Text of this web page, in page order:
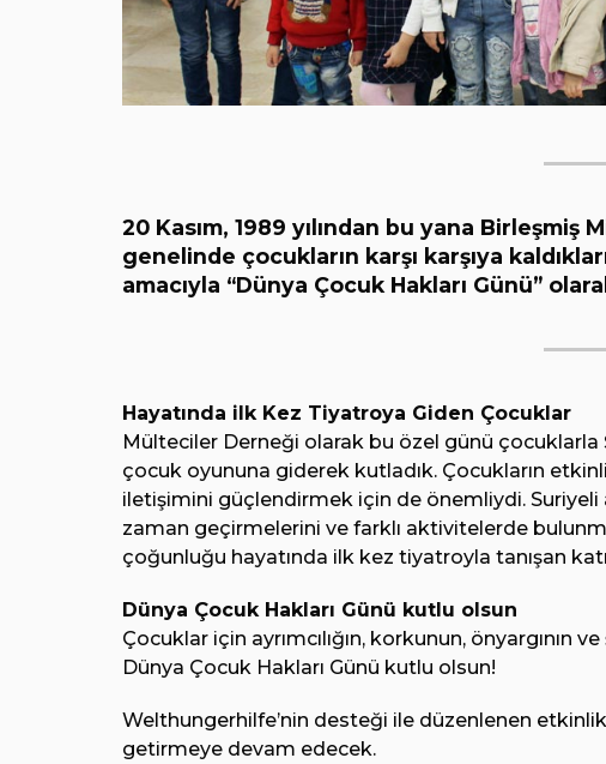
20 Kasım, 1989 yılından bu yana Birleşmiş
genelinde çocukların karşı karşıya
amacıyla “Dünya Çocuk Hakları Günü”
Hayatında ilk Kez Tiyatroya Giden Çocuklar
Mülteciler Derneği olarak bu özel günü çocuklarla
çocuk oyununa giderek kutladık. Çocukların
iletişimini güçlendirmek için de önemliydi.
zaman geçirmelerini ve farklı aktivitelerde
çoğunluğu hayatında ilk kez tiyatroyla tanışan
Dünya Çocuk Hakları Günü kutlu olsun
Çocuklar için ayrımcılığın, korkunun, önyargının
Dünya Çocuk Hakları Günü kutlu olsun!
Welthungerhilfe’nin desteği ile düzenlenen
getirmeye devam edecek.